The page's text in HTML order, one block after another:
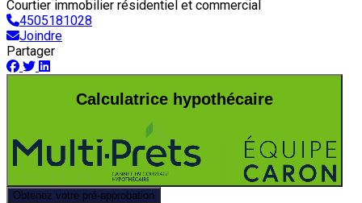
Courtier immobilier résidentiel et commercial
4505181028
Joindre
Partager
Calculatrice hypothécaire
Obtenez votre pré-approbation